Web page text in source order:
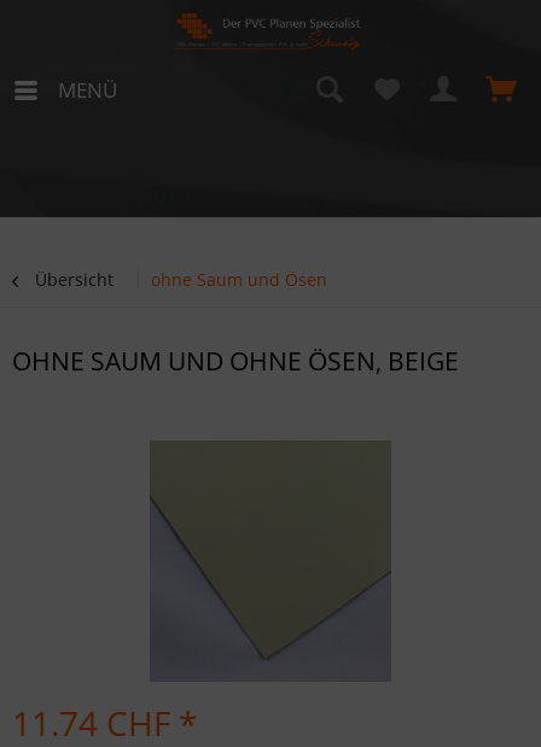
MENÜ
Übersicht ohne Saum und Ösen
OHNE SAUM UND OHNE ÖSEN, BEIGE
11.74 CHF *